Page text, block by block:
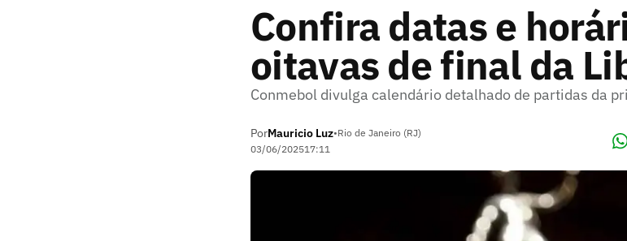
Confira datas e
oitavas de final da
Conmebol divulga calendário detalhado de partidas da
PorMauricio Luz•Rio de Janeiro (RJ)
03/06/202517:11